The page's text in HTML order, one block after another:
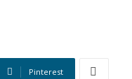
Pinterest